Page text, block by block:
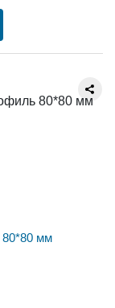
80*80 мм